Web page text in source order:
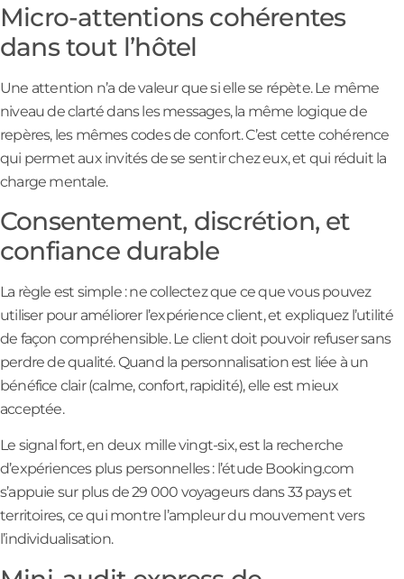
Micro-attentions cohérentes
dans tout l’hôtel
Une attention n’a de valeur que si elle se répète. Le même
niveau de clarté dans les messages, la même logique de
repères, les mêmes codes de confort. C’est cette cohérence
qui permet aux invités de se sentir chez eux, et qui réduit la
charge mentale.
Consentement, discrétion, et
confiance durable
La règle est simple : ne collectez que ce que vous pouvez
utiliser pour améliorer l’expérience client, et expliquez l’utilité
de façon compréhensible. Le client doit pouvoir refuser sans
perdre de qualité. Quand la personnalisation est liée à un
bénéfice clair (calme, confort, rapidité), elle est mieux
acceptée.
Le signal fort, en deux mille vingt-six, est la recherche
d’expériences plus personnelles : l’étude Booking.com
s’appuie sur plus de 29 000 voyageurs dans 33 pays et
territoires, ce qui montre l’ampleur du mouvement vers
l’individualisation.